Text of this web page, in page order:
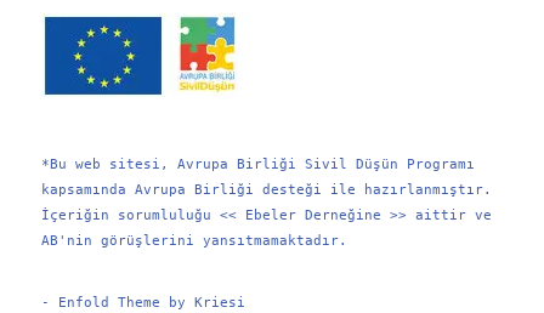
*Bu web sitesi, Avrupa Birliği Sivil Düşün Programı
kapsamında Avrupa Birliği desteği ile hazırlanmıştır.
İçeriğin sorumluluğu << Ebeler Derneğine >> aittir ve
AB'nin görüşlerini yansıtmamaktadır.
- Enfold Theme by Kriesi